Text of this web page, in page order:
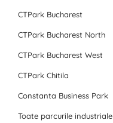
CTPark Bucharest
CTPark Bucharest North
CTPark Bucharest West
CTPark Chitila
Constanta Business Park
Toate parcurile industriale